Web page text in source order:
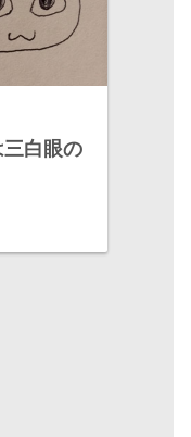
白眼の